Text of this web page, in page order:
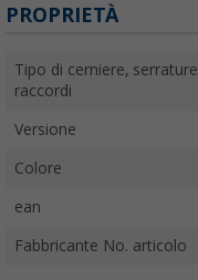
PROPRIETÀ
Tipo di cerniere,
raccordi
Versione
Colore
ean
Fabbricante No. articolo